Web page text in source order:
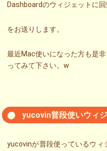
Dashboardのウィジェットに回
をお送りします。
最近Mac使いになった方も是
ってみて下さい。w
yucovin普段使いウィ
yucovinが普段使っているウ